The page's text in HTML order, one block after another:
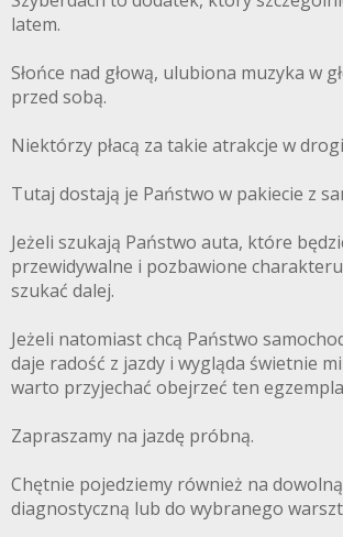
latem.
Słońce nad głową, ulubiona muzyka w
przed sobą.
Niektórzy płacą za takie atrakcje w
Tutaj dostają je Państwo w pakiecie z
Jeżeli szukają Państwo auta, które
przewidywalne i pozbawione
szukać dalej.
Jeżeli natomiast chcą Państwo
daje radość z jazdy i wygląda świetnie
warto przyjechać obejrzeć ten
Zapraszamy na jazdę próbną.
Chętnie pojedziemy również na
diagnostyczną lub do wybranego